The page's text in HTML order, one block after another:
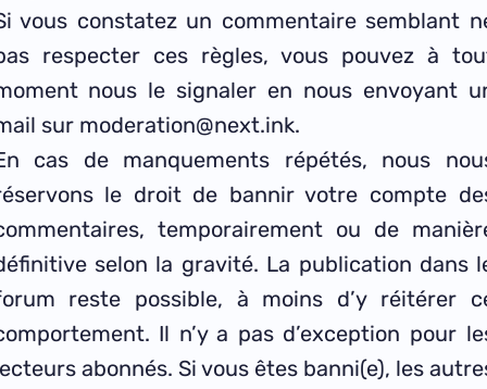
vous constatez un commentaire semblant
respecter ces règles, vous pouvez à
nous le signaler en nous envoyant
sur moderation@next.ink.
cas de manquements répétés, nous
le droit de bannir votre compte
temporairement ou de
selon la gravité. La publication dans
reste possible, à moins d’y réitérer
Il n’y a pas d’exception pour
abonnés. Si vous êtes banni(e), les